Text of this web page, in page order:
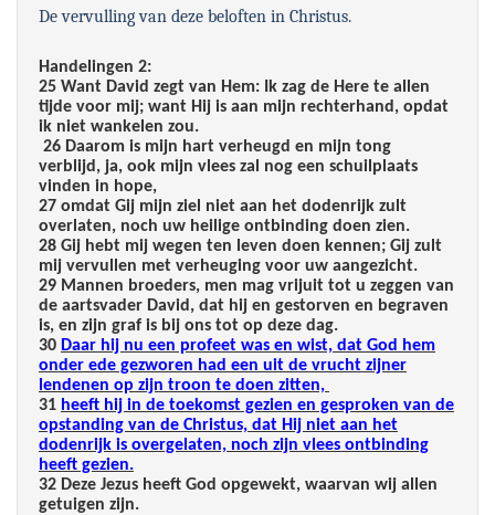
De vervulling van deze beloften in Christus.
Handelingen 2:
25 Want David zegt van Hem: Ik zag de Here te allen
tijde voor mij; want Hij is aan mijn rechterhand, opdat
ik niet wankelen zou.
26 Daarom is mijn hart verheugd en mijn tong
verblijd, ja, ook mijn vlees zal nog een schuilplaats
vinden in hope,
27 omdat Gij mijn ziel niet aan het dodenrijk zult
overlaten, noch uw heilige ontbinding doen zien.
28 Gij hebt mij wegen ten leven doen kennen; Gij zult
mij vervullen met verheuging voor uw aangezicht.
29 Mannen broeders, men mag vrijuit tot u zeggen van
de aartsvader David, dat hij en gestorven en begraven
is, en zijn graf is bij ons tot op deze dag.
30 Daar hij nu een profeet was en wist, dat God hem
onder ede gezworen had een uit de vrucht zijner
lendenen op zijn troon te doen zitten,
31 heeft hij in de toekomst gezien en gesproken van de
opstanding van de Christus, dat Hij niet aan het
dodenrijk is overgelaten, noch zijn vlees ontbinding
heeft gezien.
32 Deze Jezus heeft God opgewekt, waarvan wij allen
getuigen zijn.